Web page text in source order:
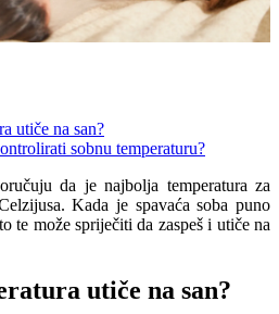
utiče na san?
sobnu temperaturu?
da je najbolja temperatura za
Kada je spavaća soba puno
te može spriječiti da zaspeš i utiče na
utiče na san?